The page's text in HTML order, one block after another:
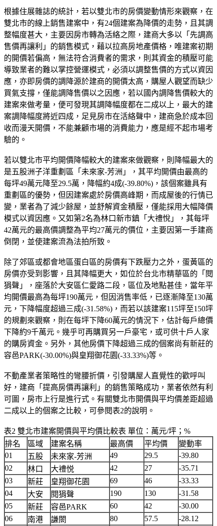
根據住展雜誌的統計，若以雙北市的房價變動情形來觀察，在
雙北市的線上銷售建案中，有24個建案為降價的走勢，且其調
整幅度甚大，主要因房市轉為活絡之際，建商大多以「先調高
售價再讓利」的銷售模式，藉以拉高房地產價格，唯建案初期
的開價若偏高，無法符合消費者的需求，則其資金的積壓可能
導致業者的難以掌控營運模式，必須以調整售價的方式以資因
應，亦即房價的調降源於建商的開價太高，購屋人觀望而缺少
買氣支撐，僅能調降售價以之因應，若以國內調降售價較大的
建案來做考量，便可發現其調降幅度都在二成以上，最大的建
案調降幅度將近四成，足見房市在活絡聲中，建商急於成本回
收而漫天開價，不能兼顧市場的消費能力，應是經不起市場考
驗的。
若以雙北市平均開價降幅較大的建案來做觀察，則降幅最大的
是五股洲子洋重劃區「未來家-芳洲」，其平均開價由最高的
每坪49萬元降至29.5萬，降幅約4成(-39.80%)，該個案雖具有
重劃區的優勢，但因建案處於房價高峰期，而成屋後的行情已
變，業者為了減少餘屋，並舒解資金積壓，僅能採用大幅降價
模式以資因應。又如第2名為林口新市鎮「大禮悅」，其每坪
42萬元的最高價調整為平均27萬元的價位，主要因第一手建商
倒閉，並使建案流為法拍所致。
除了郊區或都會地區蛋白區的房價有下跌壓力之外，蛋黃區的
房價亦受到影響，且其降幅更大，如位於台北市精華區的「閱
狷聲」，座落於大安區仁愛路二段，區位及地點甚佳，當年平
均開價最高為每坪190萬元，但因消售率低，已逐漸降至130萬
元，下降幅度超過三成(-31.58%)，而若以該建案115坪至150坪
的規劃來觀察，則在每坪下降60萬元的情況下，估計每戶總價
下降約9千萬元。幾乎可再購買另一戶豪宅，或可供十戶人家
的購房資金。另外，其他房價下降超過三成的個案尚有新莊的
容邑PARK(-30.00%)與皇翔御花園(-33.33%)等。
不動產業者策略性的彎腰折價，引發購屋人直覺性的歡呼叫
好，建商「提高房價再讓利」的銷售策略成功，業者依然有利
可圖，房市上行是進行式。有關雙北市開價與平均價差距超過
二成以上的個案之比較，可參閱表2的說明。
表2 雙北市建案開價與平均價比較表 單位：萬元/坪；%
排名
區域 建案名稱 最高價 平均價
變動率
01
五股 未來家-芳洲 49 29.5
-39.80
02
林口 大禮悦 42 27
-35.71
03
新莊 皇翔御花園 69 46
-33.33
04
大安 閱狷聲 190 130
-31.58
05
新莊 容邑PARK 60 42
-30.00
06
南港 謙閤 80 57.5
-28.12